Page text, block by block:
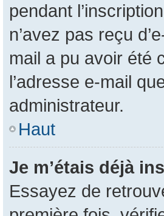
pendant
n’avez pas reçu
mail a pu avoir été
l’adresse e-mail
administrateur.
Haut
Je m’étais déjà
Essayez de